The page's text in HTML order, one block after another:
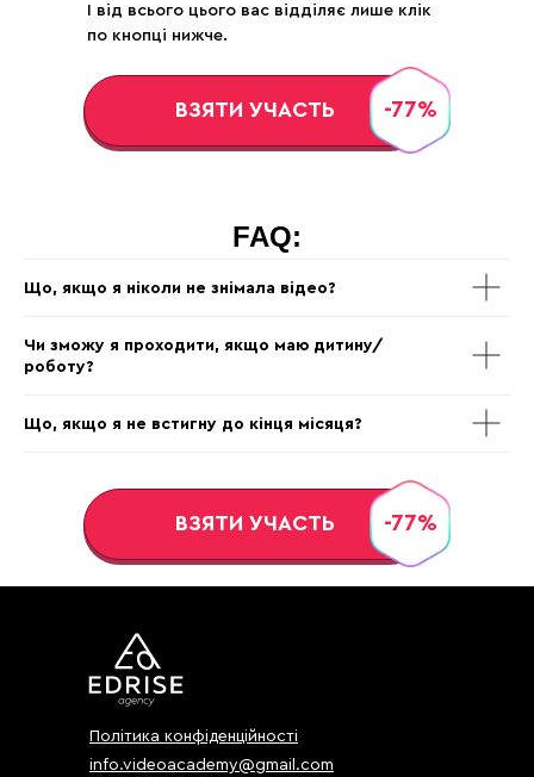
ВЗЯТИ УЧАСТЬ -77%
І від всього цього вас відділяє лише клік
по кнопці нижче.
FAQ:
Що, якщо я ніколи не знімала відео?
Чи зможу я проходити, якщо маю дитину/
роботу?
Що, якщо я не встигну до кінця місяця?
ВЗЯТИ УЧАСТЬ -77%
Політика конфіденційності
info.videoacademy@gmail.com
DEVO SOLUTIONS Inc
#4624